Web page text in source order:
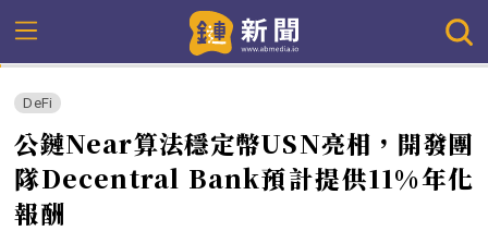
DeFi
公鏈Near算法穩定幣USN亮相，開發團
隊Decentral Bank預計提供11%年化
報酬